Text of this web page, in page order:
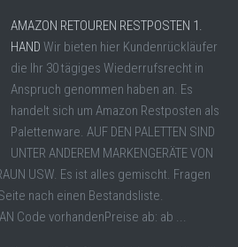
AMAZON RETOUREN RESTPOSTEN 1.
HAND Wir bieten hier Kundenrückläufer
die Ihr 30 tägiges Wiederrufsrecht in
Anspruch genommen haben an. Es
handelt sich um Amazon Restposten als
Palettenware. AUF DEN PALETTEN SIND
UNTER ANDEREM MARKENGERÄTE VON
USW. Es ist alles gemischt. Fragen
nach einen Bestandsliste.
Code vorhandenPreise ab: ab ...